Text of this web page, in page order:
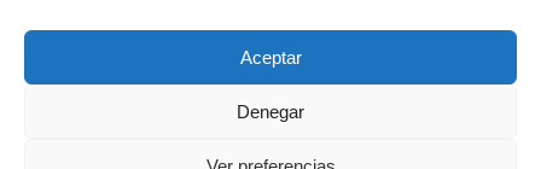
Aceptar
Denegar